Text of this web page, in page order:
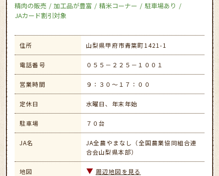
精肉の販売
加工品が豊富 精米コーナー
駐車場あり
JAカード割引対象
住所 山梨県甲府市青葉町1421-1
電話番号 ０５５－２２５－１００１
営業時間 ９：３０～１７：００
定休日 水曜日、年末年始
駐車場 ７０台
JA名
JA全農やまなし（全国農業協同組合連
合会山梨県本部）
地図 周辺地図を見る